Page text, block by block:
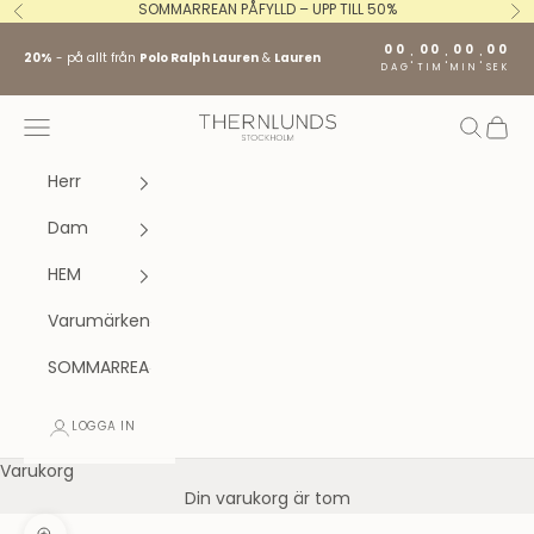
Hoppa till innehållet
Föregående SOMMARREAN PÅFYLLD – UPP TILL 50%
20% - på allt från Polo Ralph Lauren & Lauren
00
DAG : 00
TIM : 00
MIN : 00
SEK
Stockholm fashion agency AB
Öppna navigeringsmenyn Öppna
Herr
Dam
HEM
Varumärken
SOMMARREA
LOGGA IN
Varukorg
Din varukorg är tom